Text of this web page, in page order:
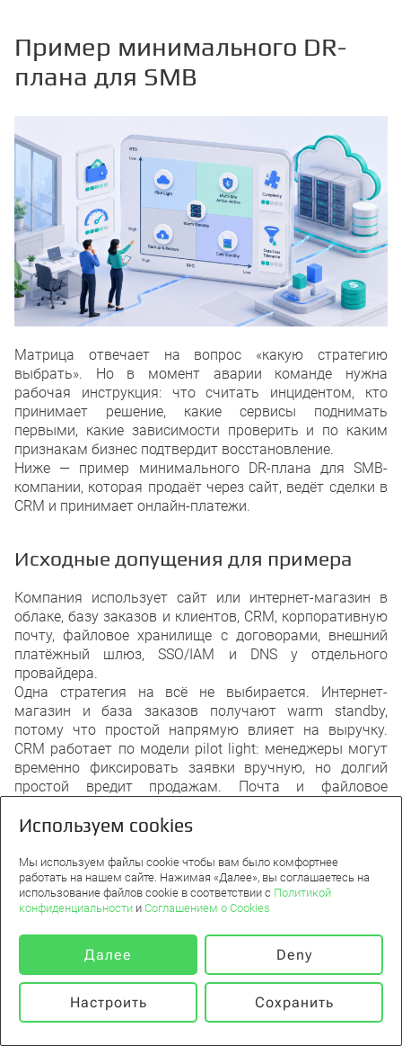
Используем cookies
Мы используем файлы cookie чтобы вам было комфортнее
работать на нашем сайте. Нажимая «Далее», вы соглашаетесь на
использование файлов cookie в соответствии с Политикой
конфиденциальности и Соглашением о Cookies
Далее Deny
Настроить Сохранить
Пример минимального DR-
плана для SMB
Матрица отвечает на вопрос «какую стратегию
выбрать». Но в момент аварии команде нужна
рабочая инструкция: что считать инцидентом, кто
принимает решение, какие сервисы поднимать
первыми, какие зависимости проверить и по каким
признакам бизнес подтвердит восстановление.
Ниже — пример минимального DR-плана для SMB-
компании, которая продаёт через сайт, ведёт сделки в
CRM и принимает онлайн-платежи.
Исходные допущения для примера
Компания использует сайт или интернет-магазин в
облаке, базу заказов и клиентов, CRM, корпоративную
почту, файловое хранилище с договорами, внешний
платёжный шлюз, SSO/IAM и DNS у отдельного
провайдера.
Одна стратегия на всё не выбирается. Интернет-
магазин и база заказов получают warm standby,
потому что простой напрямую влияет на выручку.
CRM работает по модели pilot light: менеджеры могут
временно фиксировать заявки вручную, но долгий
простой вредит продажам. Почта и файловое
защите SaaS-провайдера, если бизнес допускает более
Платежи требуют отдельного внимания: часть контура
находится у внешнего провайдера, поэтому в плане
нужны контакты поддержки, ключи, разрешённые
адреса и проверка тестовой оплаты.
Критерии запуска DR-сценария
DR-план не должен запускаться из-за каждого